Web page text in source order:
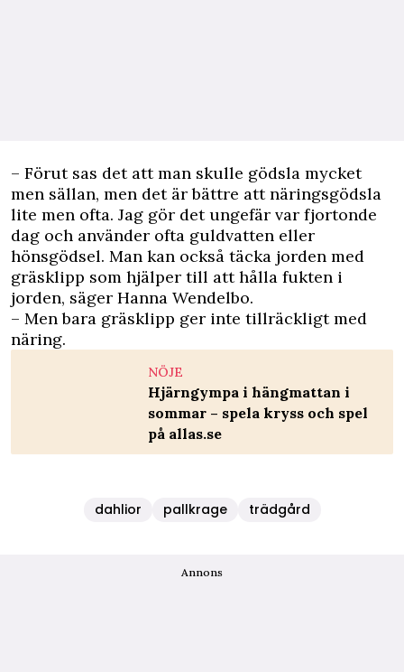
– Förut sas det att man skulle gödsla mycket
men sällan, men det är bättre att näringsgödsla
lite men ofta. Jag gör det ungefär var fjortonde
dag och använder ofta guldvatten eller
hönsgödsel. Man kan också täcka jorden med
gräsklipp som hjälper till att hålla fukten i
jorden, säger Hanna Wendelbo.
– Men bara gräsklipp ger inte tillräckligt med
näring.
NÖJE
Hjärngympa i hängmattan i
sommar – spela kryss och spel
på allas.se
dahlior pallkrage trädgård
Annons